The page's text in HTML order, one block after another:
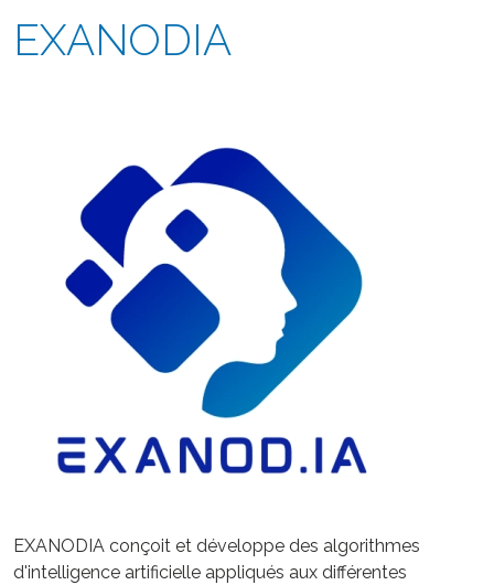
EXANODIA
EXANODIA conçoit et développe des algorithmes
d'intelligence artificielle appliqués aux différentes